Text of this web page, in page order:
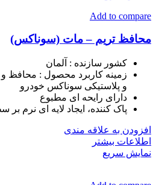
Add to compare
محافظ تریم – مات (سوناکس)
کشور سازنده : آلمان
زمینه کاربرد محصول : محافظ و
و پلاستيكی سوناکس خودرو
دارای رایحه ای مطبوع
پاک کننده، ایجاد لایه ای نرم بر
افزودن به علاقه مندی
اطلاعات بیشتر
نمایش سریع